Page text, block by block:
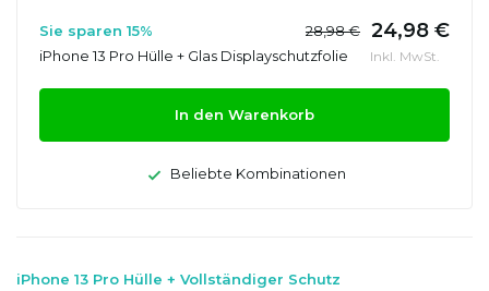
Sie sparen 15% 28,98 € 24,98 €
iPhone 13 Pro Hülle + Glas Displayschutzfolie Inkl. MwSt.
In den Warenkorb
Beliebte Kombinationen
iPhone 13 Pro Hülle + Vollständiger Schutz